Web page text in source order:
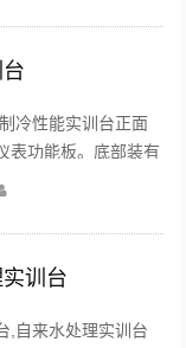
冷性能实训台正面
表功能板。底部装有
便于移动和固定。、
训台
,自来水处理实训台